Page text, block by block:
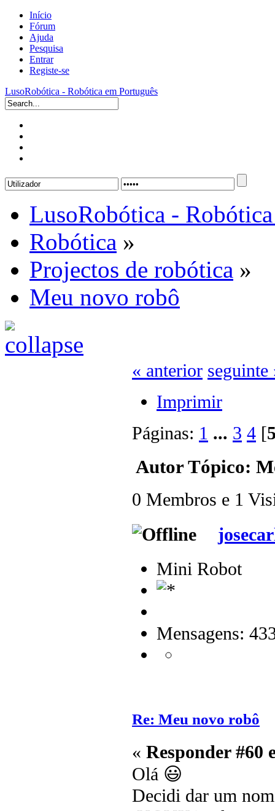
Início
Fórum
Ajuda
Pesquisa
Entrar
Registe-se
LusoRobótica - Robótica em Português
LusoRobótica -
Robótica »
Projectos de robótica »
Meu novo robô
« anterior seguinte
Imprimir
Páginas: 1 ... 3 4 [
AutorTópico:
0 Membros e 1
Mini Robot
Mensagens:
Re: Meu novo robô
« Responder #60
Olá 😃
Decidi dar um